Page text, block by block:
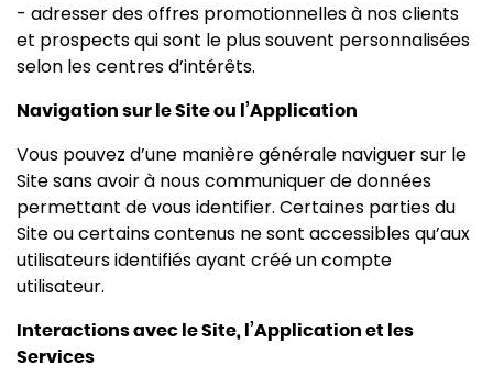
- adresser des offres promotionnelles à nos clients
et prospects qui sont le plus souvent personnalisées
selon les centres d’intérêts.
Navigation sur le Site ou l’Application
Vous pouvez d’une manière générale naviguer sur le
Site sans avoir à nous communiquer de données
permettant de vous identifier. Certaines parties du
Site ou certains contenus ne sont accessibles qu’aux
utilisateurs identifiés ayant créé un compte
utilisateur.
Interactions avec le Site, l’Application et les
Services